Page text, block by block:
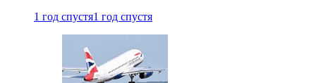
1 год спустя1 год спустя